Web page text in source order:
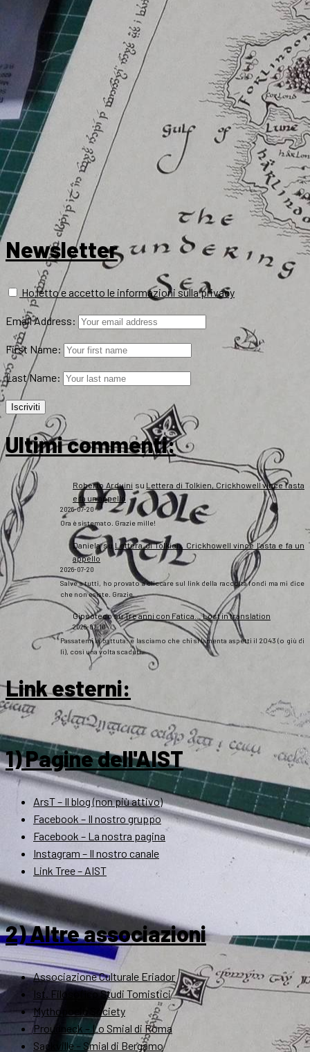
Newsletter
Ho letto e accetto le informazioni sulla privacy
Email Address:
First Name:
Last Name:
Ultimi commenti:
Roberto Arduini su Lettera di Tolkien, Crickhowell vince l’asta
e fa un appello
2026-07-20
Ora è sistemato. Grazie mille!
DanielasuLettera di Tolkien, Crickhowell vince l’asta e fa un
appello
2026-07-20
Salve a tutti, ho provato a cliccare sul link della raccolta fondi ma mi dice
che non esiste. Grazie
GipsotecosuTre anni con Fatica… Lost in translation
2026-07-10
Passatemi la battuta: e lasciamo che chi si lamenta aspetti il 2043 (o giù di
lì), così una volta scaduti…
Link esterni:
1) Pagine dell'AIST
ArsT – Il blog (non più attivo)
Facebook – Il nostro gruppo
Facebook – La nostra pagina
Instagram – Il nostro canale
Link Tree – AIST
2) Altre associazioni
Associazione Culturale Eriador
Ist. Filosofico Studi Tomistici
Mythopoeic Society
Proudneck – Lo Smial di Roma
Sackville – Smial di Bergamo